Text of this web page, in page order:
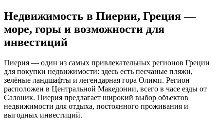
Недвижимость в Пиерии, Греция —
море, горы и возможности для
инвестиций
Пиерия — один из самых привлекательных регионов Греции
для покупки недвижимости: здесь есть песчаные пляжи,
зелёные ландшафты и легендарная гора Олимп. Регион
расположен в Центральной Македонии, всего в часе езды от
Салоник. Пиерия предлагает широкий выбор объектов
недвижимости для отдыха, постоянного проживания и
выгодных инвестиций.